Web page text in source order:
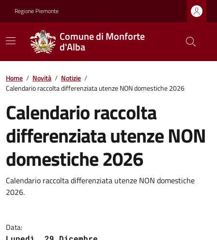
Regione Piemonte
Comune di Monforte
d'Alba
Home / Novità / Notizie /
Calendario raccolta differenziata utenze NON domestiche 2026
Calendario raccolta
differenziata utenze NON
domestiche 2026
Calendario raccolta differenziata utenze NON domestiche
2026.
Data: